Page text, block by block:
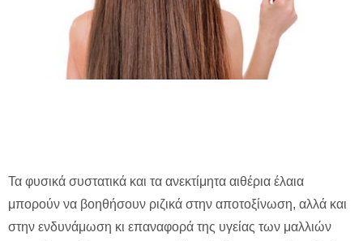
Τα φυσικά συστατικά και τα ανεκτίμητα αιθέρια έλαια
μπορούν να βοηθήσουν ριζικά στην αποτοξίνωση, αλλά και
στην ενδυνάμωση κι επαναφορά της υγείας των μαλλιών